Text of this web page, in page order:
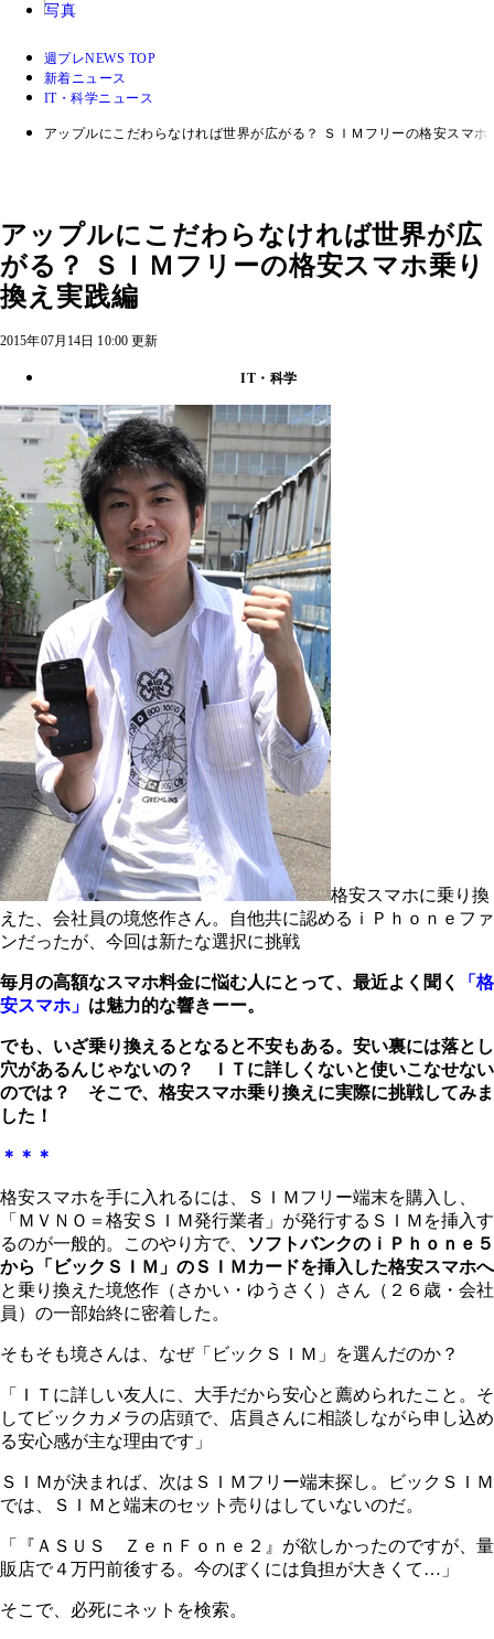
写真
週プレNEWS TOP
新着ニュース
IT・科学ニュース
アップルにこだわらなければ世界が広がる？ ＳＩＭフリーの格安スマホ
アップルにこだわらなければ世界が広
がる？ ＳＩＭフリーの格安スマホ乗り
換え実践編
2015年07月14日 10:00 更新
IT・科学
格安スマホに乗り換
えた、会社員の境悠作さん。自他共に認めるｉＰｈｏｎｅファ
ンだったが、今回は新たな選択に挑戦
毎月の高額なスマホ料金に悩む人にとって、最近よく聞く
「格
安スマホ」 は魅力的な響きーー。
でも、いざ乗り換えるとなると不安もある。安い裏には落とし
穴があるんじゃないの？ ＩＴに詳しくないと使いこなせない
のでは？ そこで、格安スマホ乗り換えに実際に挑戦してみま
した！
＊＊＊
格安スマホを手に入れるには、ＳＩＭフリー端末を購入し、
「ＭＶＮＯ＝格安ＳＩＭ発行業者」が発行するＳＩＭを挿入す
るのが一般的。このやり方で、
ソフトバンクのｉＰｈｏｎｅ５
から「ビックＳＩＭ」のＳＩＭカードを挿入した格安スマホへ
と乗り換えた境悠作（さかい・ゆうさく）さん（２６歳・会社
員）の一部始終に密着した。
そもそも境さんは、なぜ「ビックＳＩＭ」を選んだのか？
「ＩＴに詳しい友人に、大手だから安心と薦められたこと。そ
してビックカメラの店頭で、店員さんに相談しながら申し込め
る安心感が主な理由です」
ＳＩＭが決まれば、次はＳＩＭフリー端末探し。ビックＳＩＭ
では、ＳＩＭと端末のセット売りはしていないのだ。
「『ＡＳＵＳ ＺｅｎＦｏｎｅ２』が欲しかったのですが、量
販店で４万円前後する。今のぼくには負担が大きくて…」
そこで、必死にネットを検索。